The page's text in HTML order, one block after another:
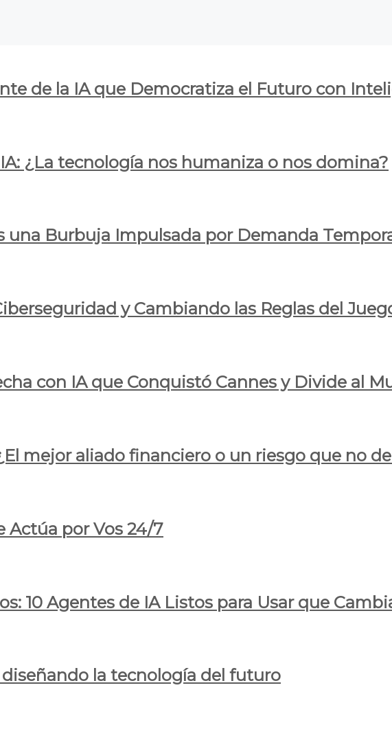
de la IA que Democratiza el Futuro con
¿La tecnología nos humaniza o nos domina?
una Burbuja Impulsada por Demanda
y Cambiando las Reglas del
con IA que Conquistó Cannes y Divide al
mejor aliado financiero o un riesgo que no
Actúa por Vos 24/7
10 Agentes de IA Listos para Usar que
la tecnología del futuro